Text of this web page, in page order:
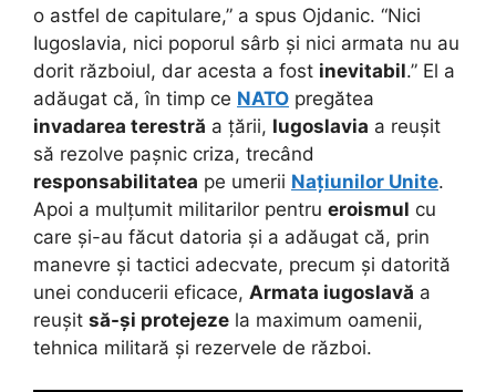
o astfel de capitulare,” a spus Ojdanic. “Nici
Iugoslavia, nici poporul sârb și nici armata nu au
dorit războiul, dar acesta a fost inevitabil.” El a
adăugat că, în timp ce NATO pregătea
invadarea terestră a țării, Iugoslavia a reușit
să rezolve pașnic criza, trecând
responsabilitatea pe umerii Națiunilor Unite.
Apoi a mulțumit militarilor pentru eroismul cu
care și-au făcut datoria și a adăugat că, prin
manevre și tactici adecvate, precum și datorită
unei conducerii eficace, Armata iugoslavă a
reușit să-și protejeze la maximum oamenii,
tehnica militară și rezervele de război.